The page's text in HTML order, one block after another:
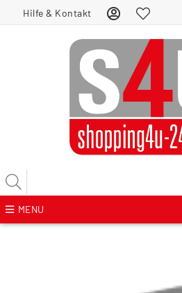
Hilfe & Kontakt
MENU